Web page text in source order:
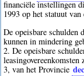
financiële instellingen
1993 op het statuut
De opeisbare schulden
kunnen in mindering
2. De opeisbare
3, van het Provincie